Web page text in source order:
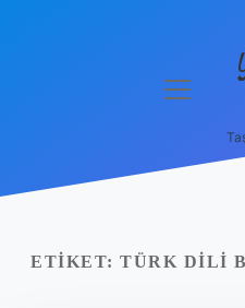
Politikası
menüyü
ETIKET: TÜRK DILI